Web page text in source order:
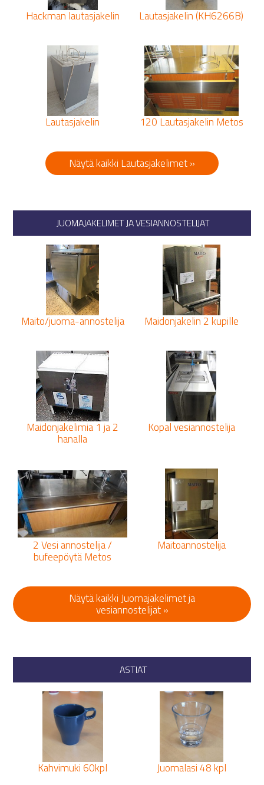
Hackman lautasjakelin Lautasjakelin (KH6266B)
Lautasjakelin 120 Lautasjakelin Metos
Näytä kaikki Lautasjakelimet »
JUOMAJAKELIMET JA VESIANNOSTELIJAT
Maito/juoma-annostelija Maidonjakelin 2 kupille
Maidonjakelimia 1 ja 2
hanalla
Kopal vesiannostelija
2 Vesi annostelija /
bufeepöytä Metos
Maitoannostelija
Näytä kaikki Juomajakelimet ja
vesiannostelijat »
ASTIAT
Kahvimuki 60kpl Juomalasi 48 kpl